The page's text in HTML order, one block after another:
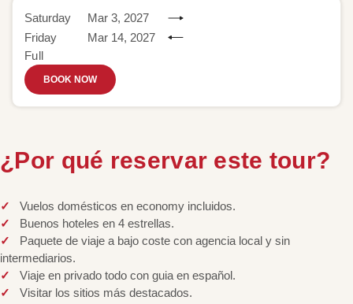
Saturday
Mar 3, 2027
Friday
Mar 14, 2027
Full
BOOK NOW
¿Por qué reservar este tour?
Vuelos domésticos en economy incluidos.
Buenos hoteles en 4 estrellas.
Paquete de viaje a bajo coste con agencia local y sin
intermediarios.
Viaje en privado todo con guia en español.
Visitar los sitios más destacados.